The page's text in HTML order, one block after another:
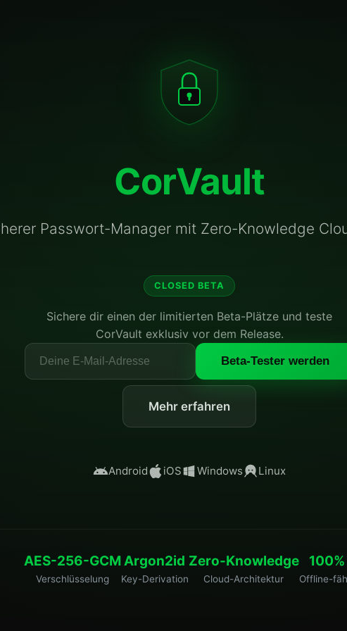
CorVault
Passwort-Manager mit Zero-Knowledge
CLOSED BETA
Sichere dir einen der limitierten Beta-Plätze und teste
CorVault exklusiv vor dem Release.
Beta-Tester werden
Mehr erfahren
Android iOS Windows Linux
AES-256-GCM
Verschlüsselung
Argon2id
Key-Derivation
Zero-Knowledge
Cloud-Architektur
100%
Offline-